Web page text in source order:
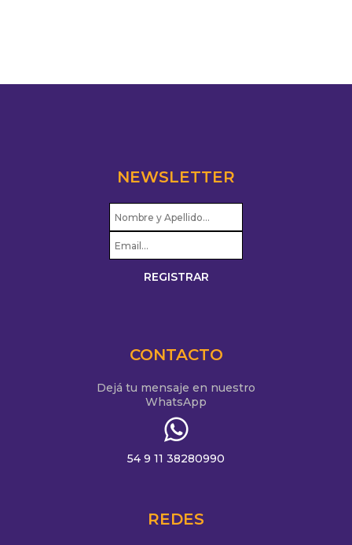
NEWSLETTER
CONTACTO
Dejá tu mensaje en nuestro
WhatsApp
54 9 11 38280990
REDES